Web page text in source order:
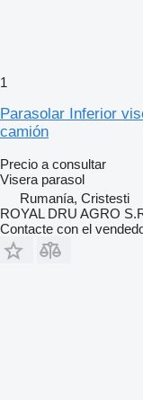
1
Parasolar Inferior
camión
Precio a consultar
Visera parasol
Rumanía, Cristesti
ROYAL DRU AGRO
Contacte con el